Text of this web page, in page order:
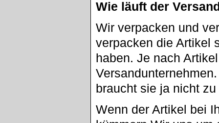
Wie läuft der
Wir verpacken und
verpacken die Artikel
haben. Je nach
braucht sie ja nicht
Wenn der Artikel bei